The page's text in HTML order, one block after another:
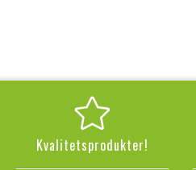
Kvalitetsprodukter!